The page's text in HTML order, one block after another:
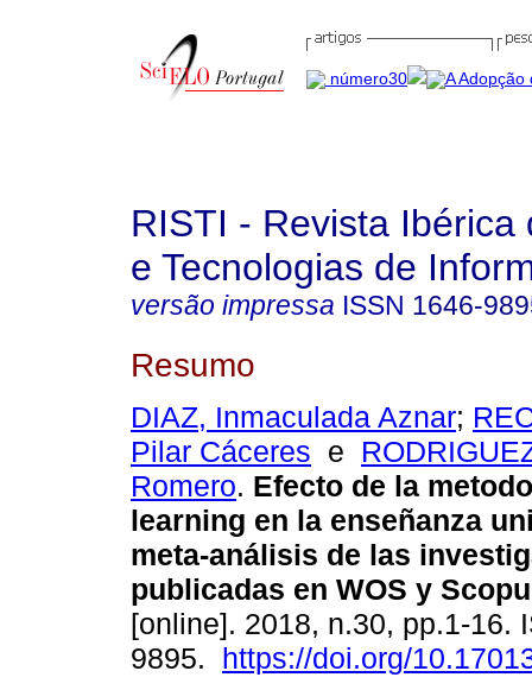
RISTI - Revista Ibérica
e Tecnologias de
versão impressa ISSN 1646-
Resumo
DIAZ, Inmaculada Aznar;
Pilar Cáceres e
Romero. Efecto de la
learning en la enseñanza
meta-análisis de las
publicadas en WOS y
[online]. 2018, n.30, pp.1-16.
9895. https://doi.org/